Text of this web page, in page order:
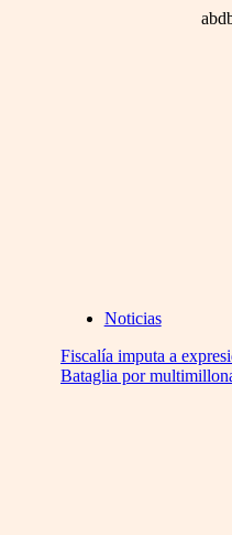
Noticias
Fiscalía imputa a
Bataglia por